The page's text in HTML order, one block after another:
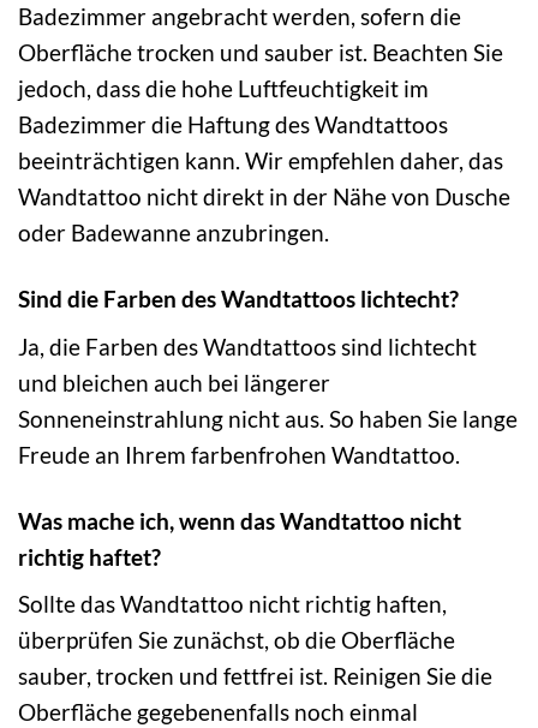
Badezimmer angebracht werden, sofern die
Oberfläche trocken und sauber ist. Beachten Sie
jedoch, dass die hohe Luftfeuchtigkeit im
Badezimmer die Haftung des Wandtattoos
beeinträchtigen kann. Wir empfehlen daher, das
Wandtattoo nicht direkt in der Nähe von Dusche
oder Badewanne anzubringen.
Sind die Farben des Wandtattoos lichtecht?
Ja, die Farben des Wandtattoos sind lichtecht
und bleichen auch bei längerer
Sonneneinstrahlung nicht aus. So haben Sie lange
Freude an Ihrem farbenfrohen Wandtattoo.
Was mache ich, wenn das Wandtattoo nicht
richtig haftet?
Sollte das Wandtattoo nicht richtig haften,
überprüfen Sie zunächst, ob die Oberfläche
sauber, trocken und fettfrei ist. Reinigen Sie die
Oberfläche gegebenenfalls noch einmal